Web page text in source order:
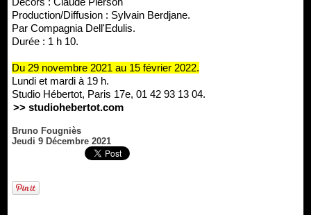
Production/Diffusion : Sylvain Berdjane.
Par Compagnia Dell'Edulis.
Durée : 1 h 10.
Du 29 novembre 2021 au 15 février 2022.
Lundi et mardi à 19 h.
Studio Hébertot, Paris 17e, 01 42 93 13 04.
>> studiohebertot.com
Bruno Fougniès
Jeudi 9 Décembre 2021